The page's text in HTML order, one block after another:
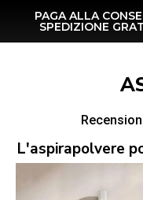
PAGA ALLA
SPEDIZIONE
L'aspirapolvere